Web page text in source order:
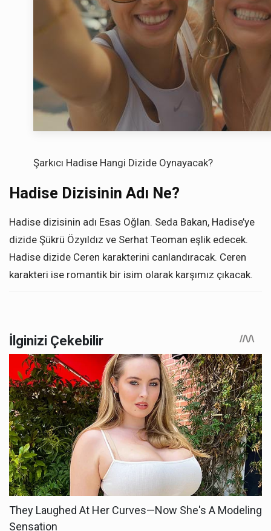
Şarkıcı Hadise Hangi Dizide Oynayacak?
Hadise Dizisinin Adı Ne?
Hadise dizisinin adı Esas Oğlan. Seda Bakan, Hadise’ye
dizide Şükrü Özyıldız ve Serhat Teoman eşlik edecek.
Hadise dizide Ceren karakterini canlandıracak. Ceren
karakteri ise romantik bir isim olarak karşımız çıkacak.